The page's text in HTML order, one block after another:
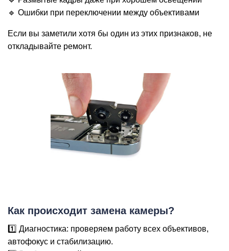
🔹 Ошибки при переключении между объективами
Если вы заметили хотя бы один из этих признаков, не
откладывайте ремонт.
Как происходит замена камеры?
1️⃣ Диагностика: проверяем работу всех объективов,
автофокус и стабилизацию.